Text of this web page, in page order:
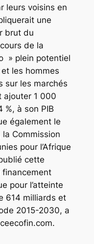
leurs voisins en
une
brut du
de la
» plein potentiel
les hommes
sur les marchés
ajouter 1 000
à son PIB
également le
Commission
pour l’Afrique
cette
financement
pour l’atteinte
614 milliards et
2015-2030, a